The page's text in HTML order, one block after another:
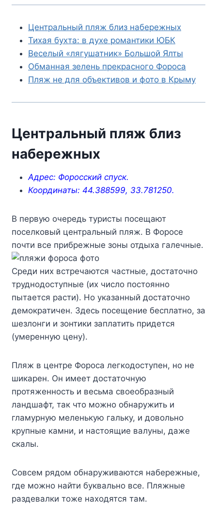
Центральный пляж близ набережных
Тихая бухта: в духе романтики ЮБК
Веселый «лягушатник» Большой Ялты
Обманная зелень прекрасного Фороса
Пляж не для объективов и фото в Крыму
Центральный пляж близ
набережных
Адрес: Форосский спуск.
Координаты: 44.388599, 33.781250.
В первую очередь туристы посещают
поселковый центральный пляж. В Форосе
почти все прибрежные зоны отдыха галечные.
Среди них встречаются частные, достаточно
труднодоступные (их число постоянно
пытается расти). Но указанный достаточно
демократичен. Здесь посещение бесплатно, за
шезлонги и зонтики заплатить придется
(умеренную цену).
Пляж в центре Фороса легкодоступен, но не
шикарен. Он имеет достаточную
протяженность и весьма своеобразный
ландшафт, так что можно обнаружить и
гламурную меленькую гальку, и довольно
крупные камни, и настоящие валуны, даже
скалы.
Совсем рядом обнаруживаются набережные,
где можно найти буквально все. Пляжные
раздевалки тоже находятся там.